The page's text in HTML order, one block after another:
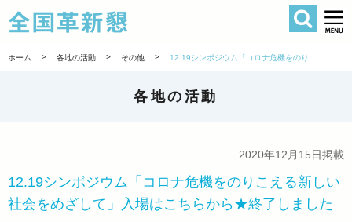
全国革新懇
検索
ホーム > 各地の活動 > その他 >
各地の活動
2020年12月15日掲載
12.19シンポジウム「コロナ危機をのりこえる新しい
社会をめざして」入場はこちらから★終了しました